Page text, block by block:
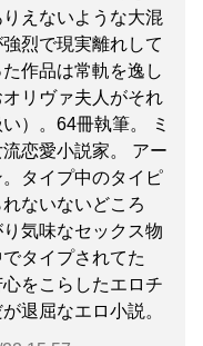
えないような大混
烈で現実離れして
作品は常軌を逸し
リヴァ夫人がそれ
）。64冊執筆。 ミ
恋愛小説家。 アー
タイプ中のタイピ
ないないどころ
気味なセックス物
タイプされてた
心をこらしたエロチ
退屈なエロ小説。